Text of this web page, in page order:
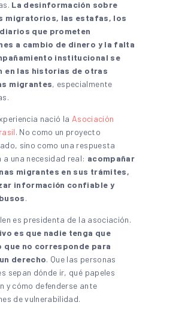
La desinformación sobre
migratorios, las estafas, los
que prometen
a cambio de dinero y la falta
institucional se
en las historias de otras
migrantes, especialmente
nació la Asociación
. No como un proyecto
sino como una respuesta
a una necesidad real: acompañar
migrantes en sus trámites,
información confiable y
.
es presidenta de la asociación.
es que nadie tenga que
que no corresponde para
derecho. Que las personas
sepan dónde ir, qué papeles
y cómo defenderse ante
de vulnerabilidad.